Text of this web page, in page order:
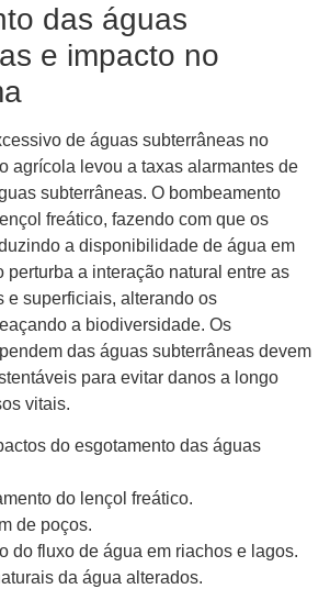
das águas
e impacto no
de águas subterrâneas no
agrícola levou a taxas alarmantes de
subterrâneas. O bombeamento
freático, fazendo com que os
a disponibilidade de água em
perturba a interação natural entre as
e superficiais, alterando os
a biodiversidade. Os
das águas subterrâneas devem
​​para evitar danos a longo
vitais.
do esgotamento das águas
do lençol freático.
de poços.
do fluxo de água em riachos e lagos.
da água alterados.